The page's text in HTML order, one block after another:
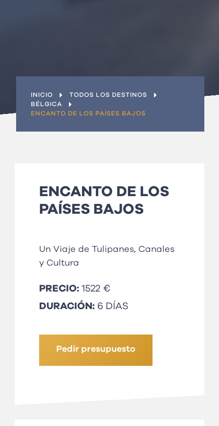
INICIO
TODOS LOS DESTINOS
BÉLGICA
ENCANTO DE LOS PAÍSES BAJOS
ENCANTO DE LOS
PAÍSES BAJOS
Un Viaje de Tulipanes, Canales
y Cultura
PRECIO: 1522 €
DURACIÓN: 6 DÍAS
Pedir presupuesto